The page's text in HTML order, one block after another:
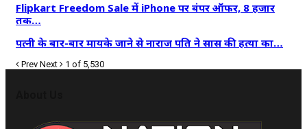
Flipkart Freedom Sale में iPhone पर बंपर ऑफर, 8 हजार
तक…
पत्नी के बार-बार मायके जाने से नाराज पति ने सास की हत्या का…
Prev Next 1 of 5,530